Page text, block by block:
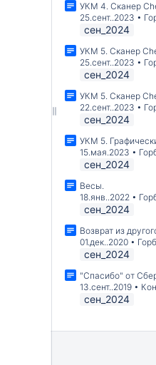
УКМ 4. Сканер
25.сент..2023 •
сен_2024
УКМ 5. Сканер
25.сент..2023 •
сен_2024
УКМ 5. Сканер
22.сент..2023 •
сен_2024
УКМ 5.
15.мая.2023 •
сен_2024
Весы.
18.янв..2022 •
сен_2024
Возврат из
01.дек..2020 •
сен_2024
"Спасибо" от
13.сент..2019 •
сен_2024